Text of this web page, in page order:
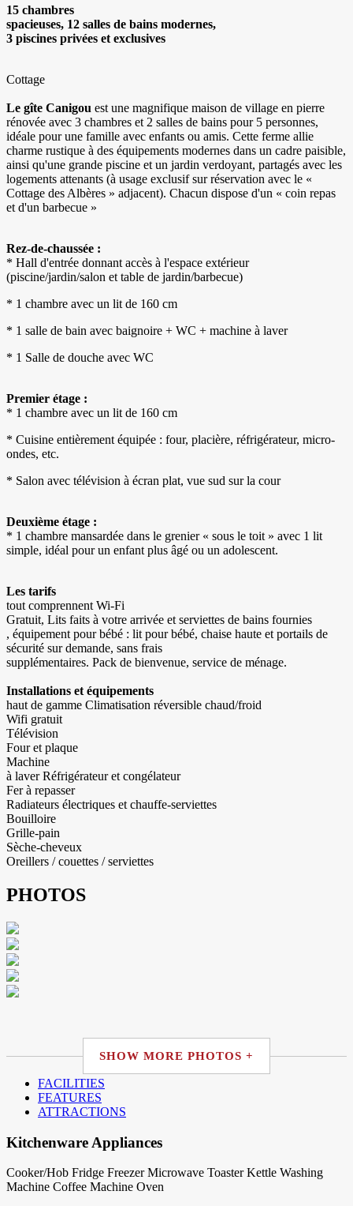
15 chambres
spacieuses, 12 salles de bains modernes,
3 piscines privées et exclusives
Cottage
Le gîte Canigou est une magnifique maison de village en pierre
rénovée avec 3 chambres et 2 salles de bains pour 5 personnes,
idéale pour une famille avec enfants ou amis. Cette ferme allie
charme rustique à des équipements modernes dans un cadre paisible,
ainsi qu'une grande piscine et un jardin verdoyant, partagés avec les
logements attenants (à usage exclusif sur réservation avec le «
Cottage des Albères » adjacent). Chacun dispose d'un « coin repas
et d'un barbecue »
Rez-de-chaussée :
* Hall d'entrée donnant accès à l'espace extérieur
(piscine/jardin/salon et table de jardin/barbecue)
* 1 chambre avec un lit de 160 cm
* 1 salle de bain avec baignoire + WC + machine à laver
* 1 Salle de douche avec WC
Premier étage :
* 1 chambre avec un lit de 160 cm
* Cuisine entièrement équipée : four, placière, réfrigérateur, micro-
ondes, etc.
* Salon avec télévision à écran plat, vue sud sur la cour
Deuxième étage :
* 1 chambre mansardée dans le grenier « sous le toit » avec 1 lit
simple, idéal pour un enfant plus âgé ou un adolescent.
Les tarifs
tout comprennent Wi-Fi
Gratuit, Lits faits à votre arrivée et serviettes de bains fournies
, équipement pour bébé : lit pour bébé, chaise haute et portails de
sécurité sur demande, sans frais
supplémentaires. Pack de bienvenue, service de ménage.
Installations et équipements
haut de gamme Climatisation réversible chaud/froid
Wifi gratuit
Télévision
Four et plaque
Machine
à laver Réfrigérateur et congélateur
Fer à repasser
Radiateurs électriques et chauffe-serviettes
Bouilloire
Grille-pain
Sèche-cheveux
Oreillers / couettes / serviettes
PHOTOS
SHOW MORE PHOTOS +
FACILITIES
FEATURES
ATTRACTIONS
Kitchenware Appliances
Cooker/Hob Fridge Freezer Microwave Toaster Kettle Washing
Machine Coffee Machine Oven